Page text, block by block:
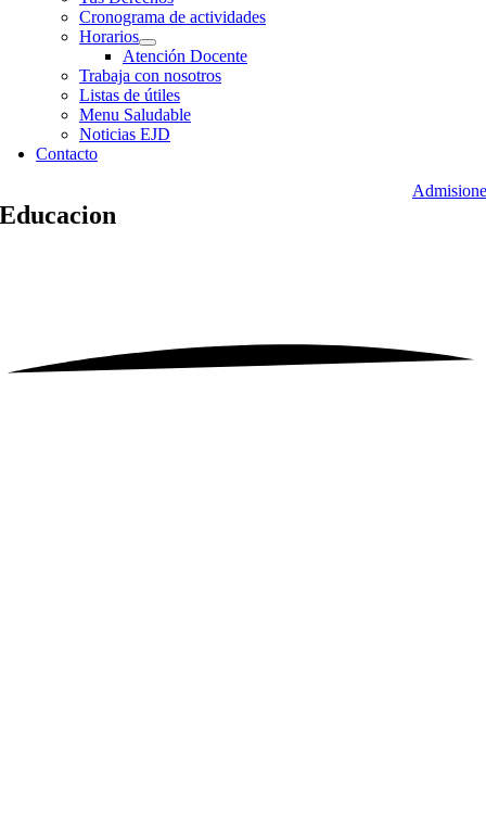
Cronograma de actividades
Horarios
Atención Docente
Trabaja con nosotros
Listas de útiles
Menu Saludable
Noticias EJD
Contacto
Educacion